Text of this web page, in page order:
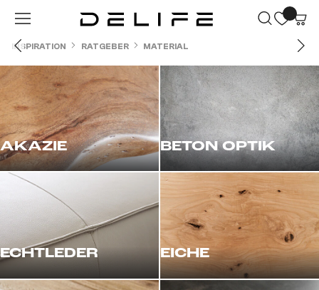
Zum Hauptinhalt springen
INSPIRATION RATGEBER MATERIAL
AKAZIE BETON OPTIK
ECHTLEDER EICHE